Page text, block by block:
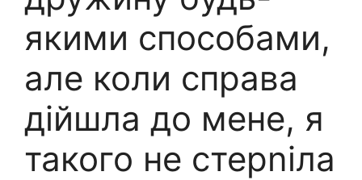
якими способами,
але коли справа
дійшла до мене, я
такого не стерnіла